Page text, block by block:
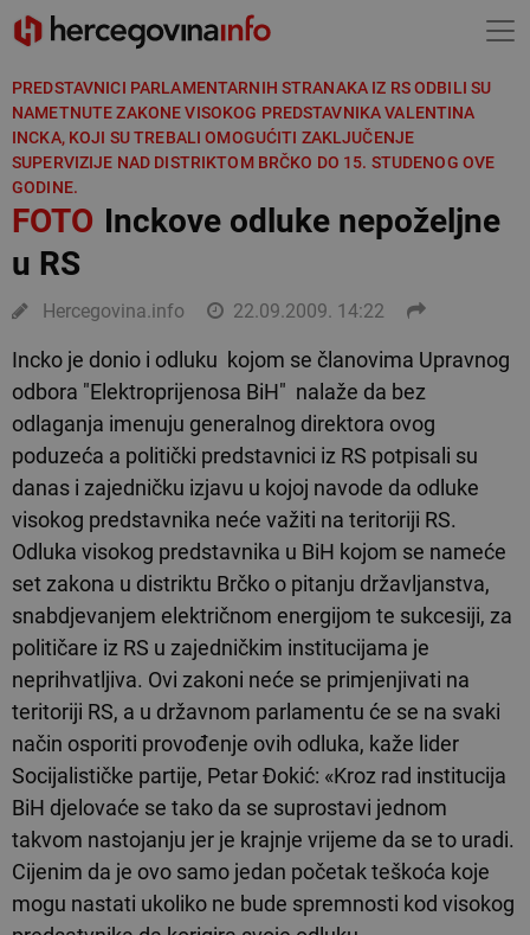
PREDSTAVNICI PARLAMENTARNIH STRANAKA IZ RS ODBILI SU
NAMETNUTE ZAKONE VISOKOG PREDSTAVNIKA VALENTINA
INCKA, KOJI SU TREBALI OMOGUĆITI ZAKLJUČENJE
SUPERVIZIJE NAD DISTRIKTOM BRČKO DO 15. STUDENOG OVE
GODINE.
FOTOInckove odluke nepoželjne
u RS
Hercegovina.info 22.09.2009. 14:22
Incko je donio i odluku kojom se članovima Upravnog
odbora "Elektroprijenosa BiH" nalaže da bez
odlaganja imenuju generalnog direktora ovog
poduzeća a politički predstavnici iz RS potpisali su
danas i zajedničku izjavu u kojoj navode da odluke
visokog predstavnika neće važiti na teritoriji RS.
Odluka visokog predstavnika u BiH kojom se nameće
set zakona u distriktu Brčko o pitanju državljanstva,
snabdjevanjem električnom energijom te sukcesiji, za
političare iz RS u zajedničkim institucijama je
neprihvatljiva. Ovi zakoni neće se primjenjivati na
teritoriji RS, a u državnom parlamentu će se na svaki
način osporiti provođenje ovih odluka, kaže lider
Socijalističke partije, Petar Đokić: «Kroz rad institucija
BiH djelovaće se tako da se suprostavi jednom
takvom nastojanju jer je krajnje vrijeme da se to uradi.
Cijenim da je ovo samo jedan početak teškoća koje
mogu nastati ukoliko ne bude spremnosti kod visokog